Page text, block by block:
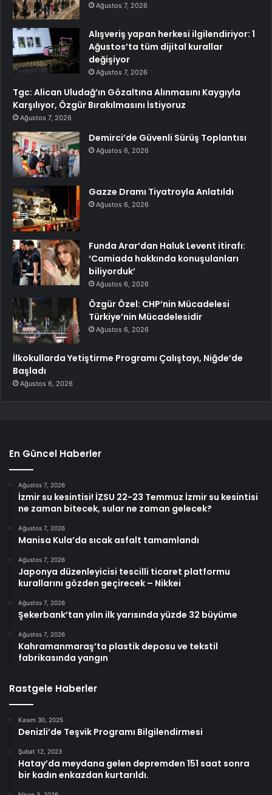
Ağustos 7, 2026
Alışveriş yapan herkesi ilgilendiriyor: 1
Ağustos’ta tüm dijital kurallar
değişiyor
Ağustos 7, 2026
Tgc: Alican Uludağ’ın Gözaltına Alınmasını Kaygıyla
Karşılıyor, Özgür Bırakılmasını İstiyoruz
Ağustos 7, 2026
Demirci’de Güvenli Sürüş Toplantısı
Ağustos 6, 2026
Gazze Dramı Tiyatroyla Anlatıldı
Ağustos 6, 2026
Funda Arar’dan Haluk Levent itirafı:
‘Camiada hakkında konuşulanları
biliyorduk’
Ağustos 6, 2026
Özgür Özel: CHP’nin Mücadelesi
Türkiye’nin Mücadelesidir
Ağustos 6, 2026
İlkokullarda Yetiştirme Programı Çalıştayı, Niğde’de
Başladı
Ağustos 6, 2026
En Güncel Haberler
Ağustos 7, 2026
İzmir su kesintisi! İZSU 22-23 Temmuz İzmir su kesintisi
ne zaman bitecek, sular ne zaman gelecek?
Ağustos 7, 2026
Manisa Kula’da sıcak asfalt tamamlandı
Ağustos 7, 2026
Japonya düzenleyicisi tescilli ticaret platformu
kurallarını gözden geçirecek – Nikkei
Ağustos 7, 2026
Şekerbank’tan yılın ilk yarısında yüzde 32 büyüme
Ağustos 7, 2026
Kahramanmaraş’ta plastik deposu ve tekstil
fabrikasında yangın
Rastgele Haberler
Kasım 30, 2025
Denizli’de Teşvik Programı Bilgilendirmesi
Şubat 12, 2023
Hatay’da meydana gelen depremden 151 saat sonra
bir kadın enkazdan kurtarıldı.